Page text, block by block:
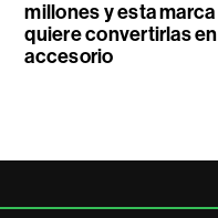
millones y esta marca
quiere convertirlas en
accesorio